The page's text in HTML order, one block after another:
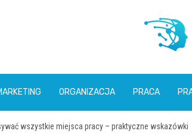
ORGANIZACJA PRACA
wszystkie miejsca pracy – praktyczne wskazówki